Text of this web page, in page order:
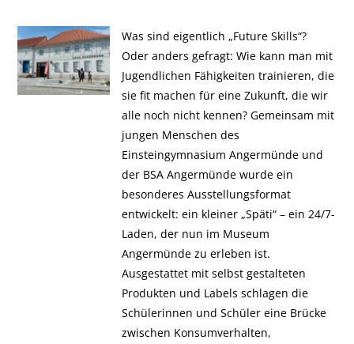
Was sind eigentlich „Future Skills“?
Oder anders gefragt: Wie kann man mit
Jugendlichen Fähigkeiten trainieren, die
sie fit machen für eine Zukunft, die wir
alle noch nicht kennen? Gemeinsam mit
jungen Menschen des
Einsteingymnasium Angermünde und
der BSA Angermünde wurde ein
besonderes Ausstellungsformat
entwickelt: ein kleiner „Späti“ – ein 24/7-
Laden, der nun im Museum
Angermünde zu erleben ist.
Ausgestattet mit selbst gestalteten
Produkten und Labels schlagen die
Schülerinnen und Schüler eine Brücke
zwischen Konsumverhalten,